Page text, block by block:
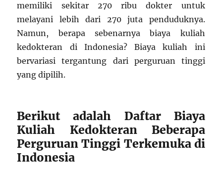
memiliki sekitar 270 ribu dokter untuk
melayani lebih dari 270 juta penduduknya.
Namun, berapa sebenarnya biaya kuliah
kedokteran di Indonesia? Biaya kuliah ini
bervariasi tergantung dari perguruan tinggi
yang dipilih.
Berikut adalah Daftar Biaya
Kuliah Kedokteran Beberapa
Perguruan Tinggi Terkemuka di
Indonesia